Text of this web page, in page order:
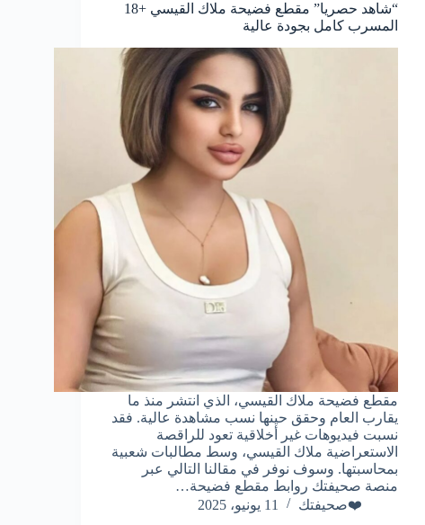
“شاهد حصريا” مقطع فضيحة ملاك القيسي +18
المسرب كامل بجودة عالية
مقطع فضيحة ملاك القيسي، الذي انتشر منذ ما
يقارب العام وحقق حينها نسب مشاهدة عالية. فقد
نسبت فيديوهات غير أخلاقية تعود للراقصة
الاستعراضية ملاك القيسي، وسط مطالبات شعبية
بمحاسبتها. وسوف نوفر في مقالنا التالي عبر
منصة صحيفتك روابط مقطع فضيحة…
❤️صحيفتك
11 يونيو، 2025